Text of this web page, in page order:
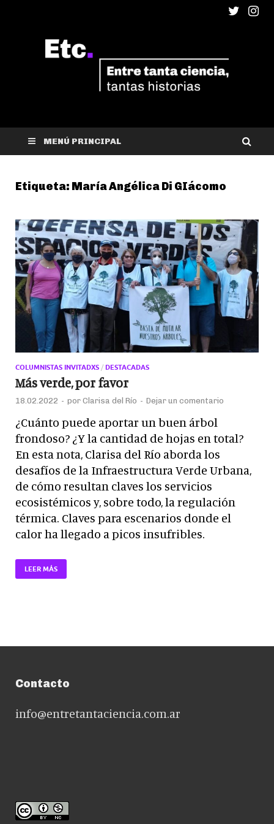
ETC
MENÚ PRINCIPAL
Etiqueta: María Angélica Di GIácomo
COLUMNISTAS INVITADXS / DESTACADAS
Más verde, por favor
18.02.2022 - por Clarisa del Río - Dejar un comentario
¿Cuánto puede aportar un buen árbol
frondoso? ¿Y la cantidad de hojas en total?
En esta nota, Clarisa del Río aborda los
desafíos de la Infraestructura Verde Urbana,
de cómo resultan claves los servicios
ecosistémicos y, sobre todo, la regulación
térmica. Claves para escenarios donde el
calor ha llegado a picos insufribles.
LEER MÁS
Contacto
info@entretantaciencia.com.ar